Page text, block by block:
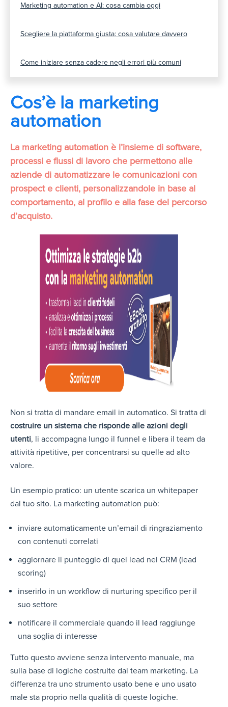
Marketing automation e AI: cosa cambia oggi
Scegliere la piattaforma giusta: cosa valutare davvero
Come iniziare senza cadere negli errori più comuni
Cos’è la marketing
automation
La marketing automation è l’insieme di software,
processi e flussi di lavoro che permettono alle
aziende di automatizzare le comunicazioni con
prospect e clienti, personalizzandole in base al
comportamento, al profilo e alla fase del percorso
d’acquisto.
Non si tratta di mandare email in automatico. Si tratta di
costruire un sistema che risponde alle azioni degli
utenti, li accompagna lungo il funnel e libera il team da
attività ripetitive, per concentrarsi su quelle ad alto
valore.
Un esempio pratico: un utente scarica un whitepaper
dal tuo sito. La marketing automation può:
inviare automaticamente un’email di ringraziamento
con contenuti correlati
aggiornare il punteggio di quel lead nel CRM (lead
scoring)
inserirlo in un workflow di nurturing specifico per il
suo settore
notificare il commerciale quando il lead raggiunge
una soglia di interesse
Tutto questo avviene senza intervento manuale, ma
sulla base di logiche costruite dal team marketing. La
differenza tra uno strumento usato bene e uno usato
male sta proprio nella qualità di queste logiche.